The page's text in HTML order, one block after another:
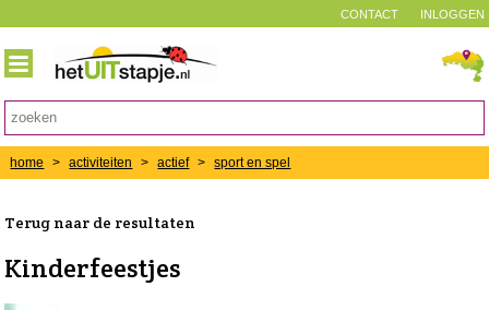
INLOGGEN
CONTACT
home > activiteiten > actief > sport en spel
Terug naar de resultaten
Kinderfeestjes